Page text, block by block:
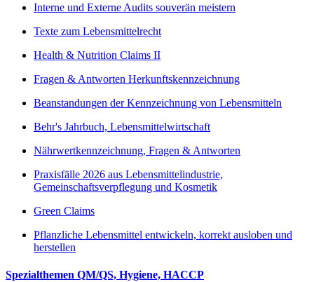
Interne und Externe Audits souverän meistern
Texte zum Lebensmittelrecht
Health & Nutrition Claims II
Fragen & Antworten Herkunftskennzeichnung
Beanstandungen der Kennzeichnung von Lebensmitteln
Behr's Jahrbuch, Lebensmittelwirtschaft
Nährwertkennzeichnung, Fragen & Antworten
Praxisfälle 2026 aus Lebensmittelindustrie,
Gemeinschaftsverpflegung und Kosmetik
Green Claims
Pflanzliche Lebensmittel entwickeln, korrekt ausloben und
herstellen
Spezialthemen QM/QS, Hygiene, HACCP